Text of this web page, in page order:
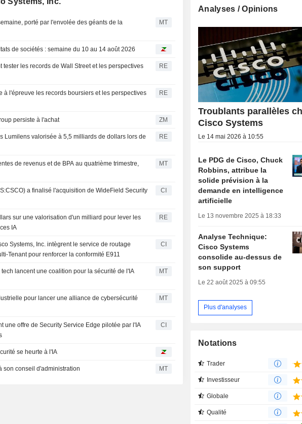
porté par l'envolée des géants de la
MT
de sociétés : semaine du 10 au 14 août 2026
tester les records de Wall Street et les perspectives
RE
à l'épreuve les records boursiers et les perspectives
RE
INC. : Citigroup persiste à l'achat ZM
Lumilens valorisée à 5,5 milliards de dollars lors de
RE
de revenus et de BPA au quatrième trimestre,
MT
a finalisé l'acquisition de WideField Security
CI
sur une valorisation d'un milliard pour lever les
IA
RE
Systems, Inc. intègrent le service de routage
Tenant pour renforcer la conformité E911
CI
lancent une coalition pour la sécurité de l'IA
MT
pour lancer une alliance de cybersécurité
MT
une offre de Security Service Edge pilotée par l'IA
CI
se heurte à l'IA
son conseil d'administration MT
Analyses / Opinions
Troublants parallèles
Cisco Systems
Le 14 mai 2026 à 10:55
Le PDG de Cisco, Chuck
Robbins, attribue la
solide prévision à la
demande en intelligence
artificielle
Le 13 novembre 2025 à 18:33
Analyse Technique:
Cisco Systems
consolide au-dessus de
son support
Le 22 août 2025 à 09:55
Plus d'analyses
Notations
Trader
Investisseur
Globale
Qualité